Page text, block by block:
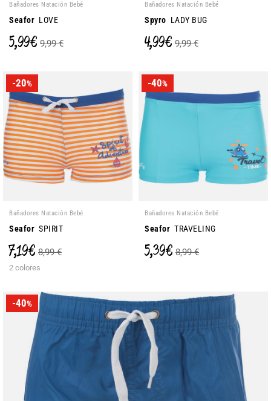
Bañadores Natación Bebé
Seafor LOVE
5,99 € 9,99 €
Bañadores Natación Bebé
Spyro LADY BUG
4,99 € 9,99 €
-20%
Bañadores Natación Bebé
Seafor SPIRIT
7,19 € 8,99 €
2 colores
-40%
Bañadores Natación Bebé
Seafor TRAVELING
5,39 € 8,99 €
-40%